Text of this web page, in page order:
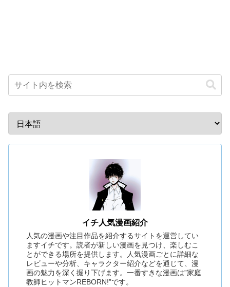
イチ人気漫画紹介
人気の漫画や注目作品を紹介するサイトを運営してい
ますイチです。読者が新しい漫画を見つけ、楽しむこ
とができる場所を提供します。人気漫画ごとに詳細な
レビューや分析、キャラクター紹介などを通じて、漫
画の魅力を深く掘り下げます。一番すきな漫画は”家庭
教師ヒットマンREBORN!”です。